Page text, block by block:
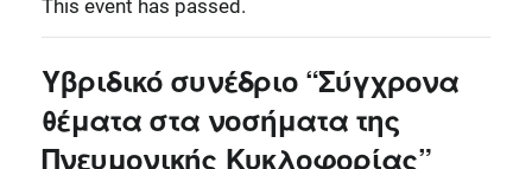
This event has passed.
Yβριδικό συνέδριο “Σύγχρονα
θέματα στα νοσήματα της
Πνευμονικής Κυκλοφορίας”